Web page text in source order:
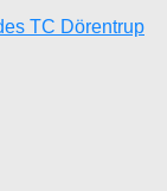
TC Dörentrup